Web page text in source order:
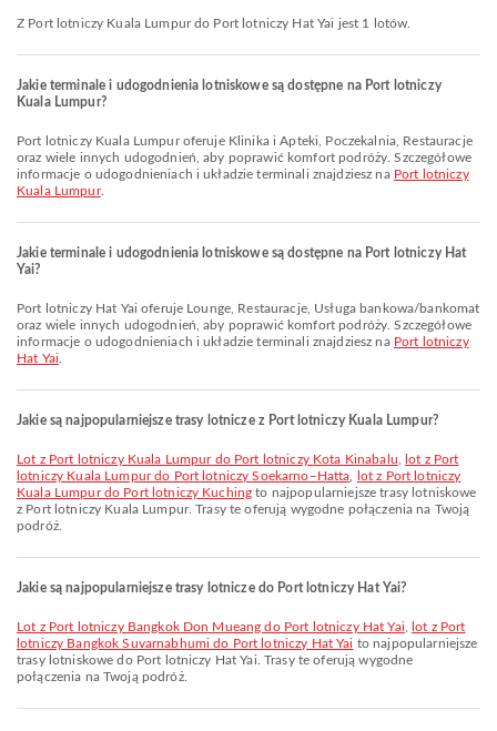
Z Port lotniczy Kuala Lumpur do Port lotniczy Hat Yai jest 1 lotów.
Jakie terminale i udogodnienia lotniskowe są dostępne na Port lotniczy
Kuala Lumpur?
Port lotniczy Kuala Lumpur oferuje Klinika i Apteki, Poczekalnia, Restauracje
oraz wiele innych udogodnień, aby poprawić komfort podróży. Szczegółowe
informacje o udogodnieniach i układzie terminali znajdziesz na Port lotniczy
Kuala Lumpur.
Jakie terminale i udogodnienia lotniskowe są dostępne na Port lotniczy Hat
Yai?
Port lotniczy Hat Yai oferuje Lounge, Restauracje, Usługa bankowa/bankomat
oraz wiele innych udogodnień, aby poprawić komfort podróży. Szczegółowe
informacje o udogodnieniach i układzie terminali znajdziesz na Port lotniczy
Hat Yai
Jakie są najpopularniejsze trasy lotnicze z Port lotniczy Kuala Lumpur?
lot z Port lotniczy Kuala Lumpur do Port lotniczy Kota Kinabalu
lot z Port
lotniczy Kuala Lumpur do Port lotniczy Soekarno–Hatta
lot z Port lotniczy
Kuala Lumpur do Port lotniczy Kuching to najpopularniejsze trasy lotniskowe
z Port lotniczy Kuala Lumpur. Trasy te oferują wygodne połączenia na Twoją
podróż.
Jakie są najpopularniejsze trasy lotnicze do Port lotniczy Hat Yai?
lot z Port lotniczy Bangkok Don Mueang do Port lotniczy Hat Yai
lot z Port
lotniczy Bangkok Suvarnabhumi do Port lotniczy Hat Yai to najpopularniejsze
trasy lotniskowe do Port lotniczy Hat Yai. Trasy te oferują wygodne
połączenia na Twoją podróż.